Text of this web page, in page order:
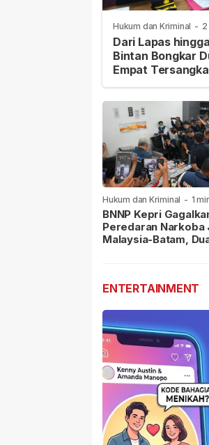
Hukum dan Kriminal - 2
Dari Lapas
Bintan Bongkar
Empat
Hukum dan Kriminal - 1
lalu
BNNP Kepri
Peredaran Narkoba
Malaysia-Batam,
ENTERTAINMENT